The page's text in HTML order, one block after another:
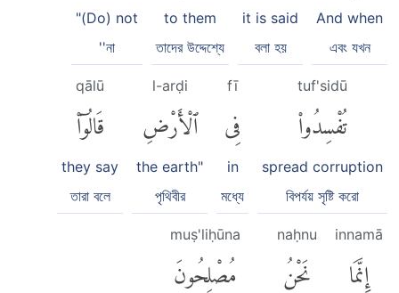
And when
এবং যখন
it is said
বলা হয়
to them
তাদের উদ্দেশ্যে
"(Do) not
''না
tuf'sidū
تُفْسِدُوا۟
spread corruption
বিপর্যয় সৃষ্টি করো
fī
فِى
in
মধ্যে
l-arḍi
ٱلْأَرْضِ
the earth"
পৃথিবীর
qālū
قَالُوٓا۟
they say
তারা বলে
innamā
إِنَّمَا
naḥnu
نَحْنُ
muṣ'liḥūna
مُصْلِحُونَ